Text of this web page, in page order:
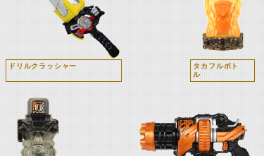
ドリルクラッシャー
タカフルボト
ル